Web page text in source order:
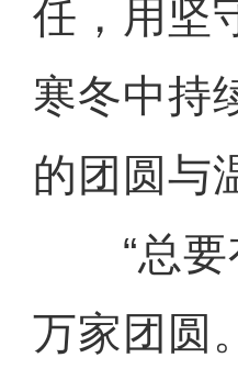
任，用坚
寒冬中持
的团圆与
“总要
万家团圆